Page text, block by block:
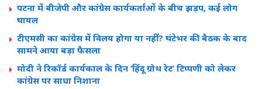
पटना में बीजेपी और कांग्रेस कार्यकर्ताओं के बीच झड़प, कई लोग
घायल
टीएमसी का कांग्रेस में विलय होगा या नहीं? घंटेभर की बैठक के बाद
सामने आया बड़ा फैसला
मोदी ने रिकॉर्ड कार्यकाल के दिन ‘हिंदू ग्रोथ रेट’ टिप्पणी को लेकर
कांग्रेस पर साधा निशाना